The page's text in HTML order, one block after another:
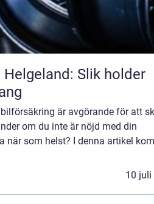
Slik holder
är avgörande för att
om du inte är nöjd med din
när som helst? I denna artikel
10 juli